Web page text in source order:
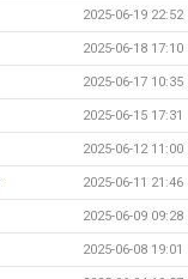
2025-06-19 22:52
2025-06-18 17:10
2025-06-17 10:35
2025-06-15 17:31
2025-06-12 11:00
2025-06-11 21:46
2025-06-09 09:28
2025-06-08 19:01